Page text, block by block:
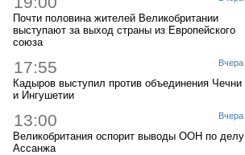
Почти половина жителей Великобритании
выступают за выход страны из Европейского
союза
Вчера
17:55
Кадыров выступил против объединения Чечни
и Ингушетии
Вчера
13:00
Великобритания оспорит выводы ООН по делу
Ассанжа